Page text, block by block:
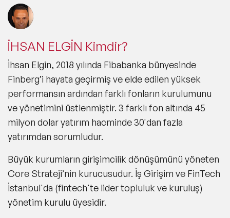
İHSAN ELGİN Kimdir?
İhsan Elgin, 2018 yılında Fibabanka bünyesinde
Finberg’i hayata geçirmiş ve elde edilen yüksek
performansın ardından farklı fonların kurulumunu
ve yönetimini üstlenmiştir. 3 farklı fon altında 45
milyon dolar yatırım hacminde 30'dan fazla
yatırımdan sorumludur.
Büyük kurumların girişimcilik dönüşümünü yöneten
Core Strateji’nin kurucusudur. İş Girişim ve FinTech
İstanbul'da (fintech'te lider topluluk ve kuruluş)
yönetim kurulu üyesidir.